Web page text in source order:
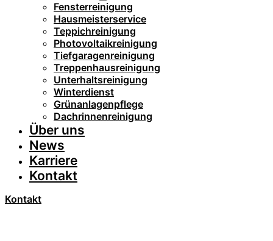
Fensterreinigung
Hausmeisterservice
Teppichreinigung
Photovoltaikreinigung
Tiefgaragenreinigung
Treppenhausreinigung
Unterhaltsreinigung
Winterdienst
Grünanlagenpflege
Dachrinnenreinigung
Über uns
News
Karriere
Kontakt
Kontakt